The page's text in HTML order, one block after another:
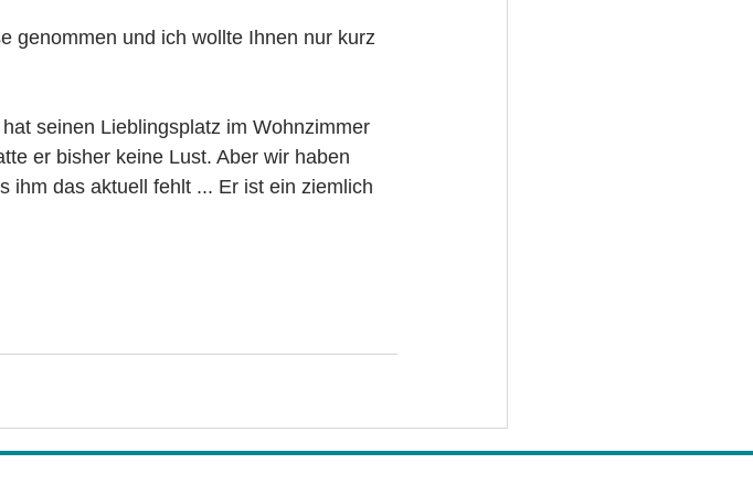
genommen und ich wollte Ihnen nur kurz
seinen Lieblingsplatz im Wohnzimmer
er bisher keine Lust. Aber wir haben
ihm das aktuell fehlt ... Er ist ein ziemlich